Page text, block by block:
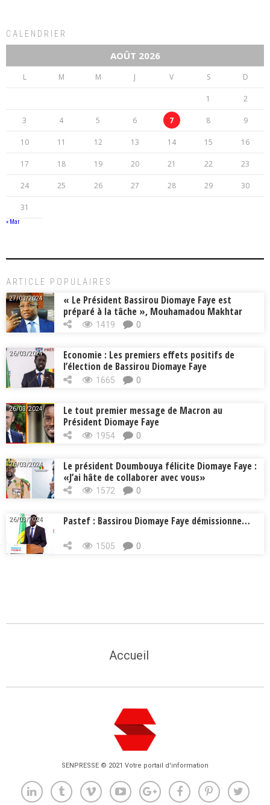
CALENDRIER
AOÛT 2026
L M M J V S D
1 2
3 4 5 6 7 8 9
10 11 12 13 14 15 16
17 18 19 20 21 22 23
24 25 26 27 28 29 30
31
« Mar
ARTICLE POPULAIRES
27/03/2024
« Le Président Bassirou Diomaye Faye est
préparé à la tâche », Mouhamadou Makhtar
Cissé, Min. Intérieur
1419 0
26/03/2024
Economie : Les premiers effets positifs de
l’élection de Bassirou Diomaye Faye
1665 0
26/03/2024
Le tout premier message de Macron au
Président Diomaye Faye
1954 0
26/03/2024
Le président Doumbouya félicite Diomaye Faye :
«J’ai hâte de collaborer avec vous»
1572 0
26/03/2024 Pastef : Bassirou Diomaye Faye démissionne…
1505 0
Accueil
SENPRESSE © 2021 Votre portail d'information